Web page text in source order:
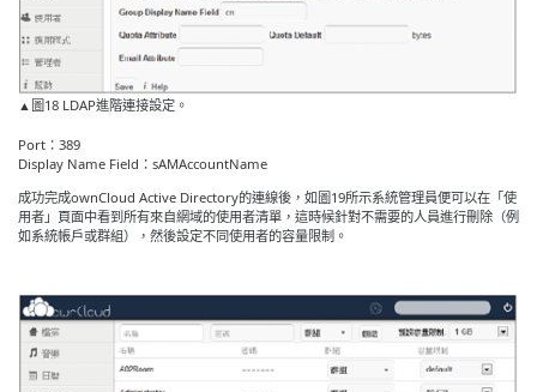
▲圖18 LDAP進階連接設定。
Port：389
Display Name Field：sAMAccountName
成功完成ownCloud Active Directory的連線後，如圖19所示系統管理員便可以在「使
用者」頁面中看到所有來自網域的使用者清單，這時候針對不需要的人員進行刪除（例
如系統帳戶或群組），然後設定不同使用者的容量限制。